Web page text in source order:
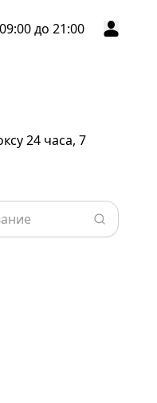
до 21:00
24 часа, 7